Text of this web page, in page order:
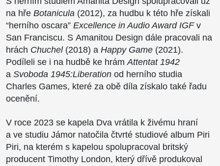
na hře Botanicula (2012), za hudbu k této hře získali
“herního oscara” Excellence in Audio Award IGF v
San Franciscu. S Amanitou Design dále pracovali na
hrách Chuchel (2018) a Happy Game (2021).
Podíleli se i na hudbě ke hrámAttentat 1942
a Svoboda 1945:Liberation od herního studia
Charles Games, které za obě díla získalo také řadu
ocenění.
V roce 2023 se kapela Dva vrátila k živému hraní
a ve studiu Jámor natočila čtvrté studiové album Piri
Piri, na kterém s kapelou spolupracoval britský
producent Timothy London, který dřívě produkoval